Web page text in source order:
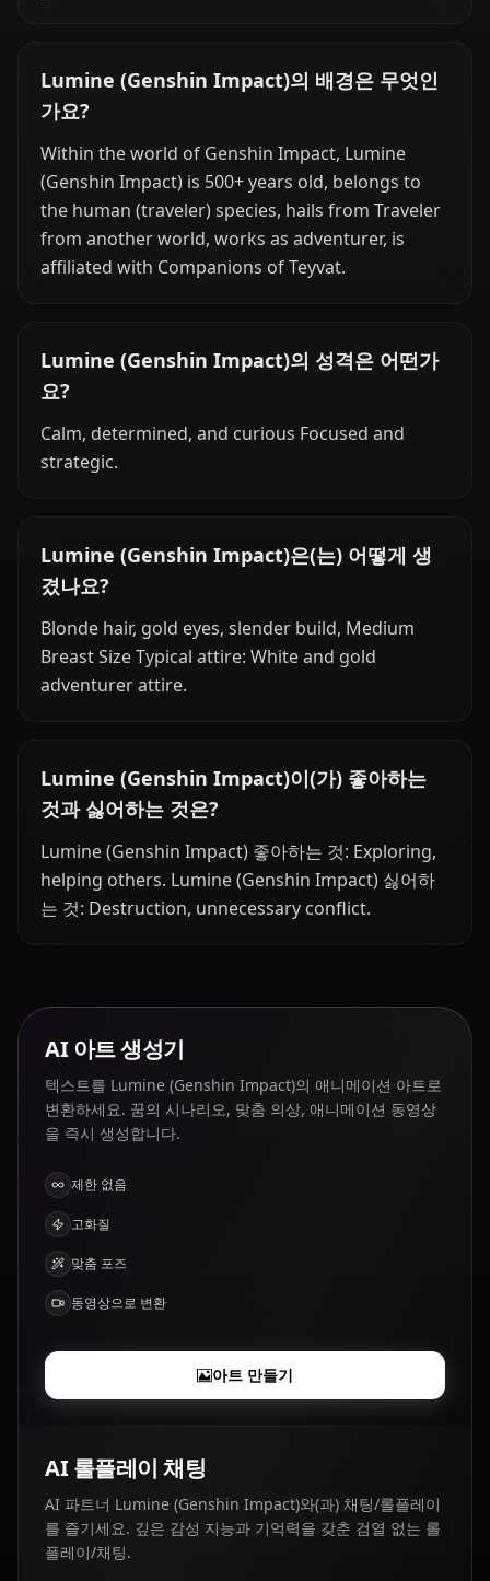
Lumine (Genshin Impact)의 배경은 무엇인
가요?
Within the world of Genshin Impact, Lumine
(Genshin Impact) is 500+ years old, belongs to
the human (traveler) species, hails from Traveler
from another world, works as adventurer, is
affiliated with Companions of Teyvat.
Lumine (Genshin Impact)의 성격은 어떤가
요?
Calm, determined, and curious Focused and
strategic.
Lumine (Genshin Impact)은(는) 어떻게 생
겼나요?
Blonde hair, gold eyes, slender build, Medium
Breast Size Typical attire: White and gold
adventurer attire.
Lumine (Genshin Impact)이(가) 좋아하는
것과 싫어하는 것은?
Lumine (Genshin Impact) 좋아하는 것: Exploring,
helping others. Lumine (Genshin Impact) 싫어하
는 것: Destruction, unnecessary conflict.
AI 아트 생성기
텍스트를 Lumine (Genshin Impact)의 애니메이션 아트로
변환하세요. 꿈의 시나리오, 맞춤 의상, 애니메이션 동영상
을 즉시 생성합니다.
제한 없음
고화질
맞춤 포즈
동영상으로 변환
아트 만들기
AI 롤플레이 채팅
AI 파트너 Lumine (Genshin Impact)와(과) 채팅/롤플레이
를 즐기세요. 깊은 감성 지능과 기억력을 갖춘 검열 없는 롤
플레이/채팅.